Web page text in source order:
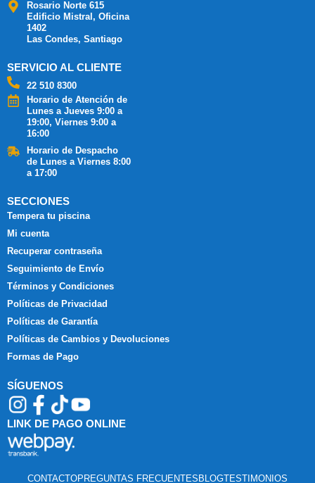
Rosario Norte 615
Edificio Mistral, Oficina
1402
Las Condes, Santiago
SERVICIO AL CLIENTE
22 510 8300
Horario de Atención de
Lunes a Jueves 9:00 a
19:00, Viernes 9:00 a
16:00
Horario de Despacho
de Lunes a Viernes 8:00
a 17:00
SECCIONES
Tempera tu piscina
Mi cuenta
Recuperar contraseña
Seguimiento de Envío
Términos y Condiciones
Políticas de Privacidad
Políticas de Garantía
Políticas de Cambios y Devoluciones
Formas de Pago
SÍGUENOS
LINK DE PAGO ONLINE
CONTACTOPREGUNTAS FRECUENTES BLOGTESTIMONIOS